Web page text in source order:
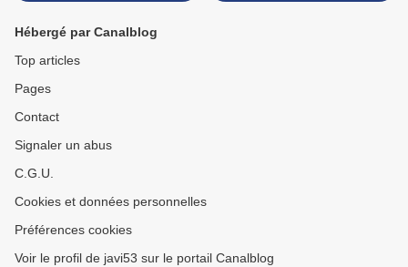
Hébergé par Canalblog
Top articles
Pages
Contact
Signaler un abus
C.G.U.
Cookies et données personnelles
Préférences cookies
Voir le profil de javi53 sur le portail Canalblog